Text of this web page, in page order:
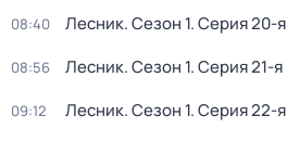
08:40 Лесник. Сезон 1. Серия 20-я
08:56 Лесник. Сезон 1. Серия 21-я
09:12 Лесник. Сезон 1. Серия 22-я